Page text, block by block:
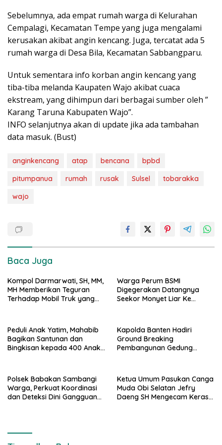
Sebelumnya, ada empat rumah warga di Kelurahan
Cempalagi, Kecamatan Tempe yang juga mengalami
kerusakan akibat angin kencang. Juga, tercatat ada 5
rumah warga di Desa Bila, Kecamatan Sabbangparu.
Untuk sementara info korban angin kencang yang
tiba-tiba melanda Kaupaten Wajo akibat cuaca
ekstream, yang dihimpun dari berbagai sumber oleh ”
Karang Taruna Kabupaten Wajo”.
INFO selanjutnya akan di update jika ada tambahan
data masuk. (Bust)
anginkencang atap bencana
bpbd
pitumpanua
rumah rusak Sulsel
tobarakka
wajo
Baca Juga
Kompol Darmarwati, SH, MM,
MH Memberikan Teguran
Terhadap Mobil Truk yang
Warga Perum BSMI
Digegerakan Datangnya
Seekor Monyet Liar Ke
Peduli Anak Yatim, Mahabib
Bagikan Santunan dan
Bingkisan kepada 400 Anak
Kapolda Banten Hadiri
Ground Breaking
Pembangunan Gedung
Polsek Babakan Sambangi
Warga, Perkuat Koordinasi
dan Deteksi Dini Gangguan
Ketua Umum Pasukan Canga
Muda Obi Selatan Jefry
Daeng SH Mengecam Keras